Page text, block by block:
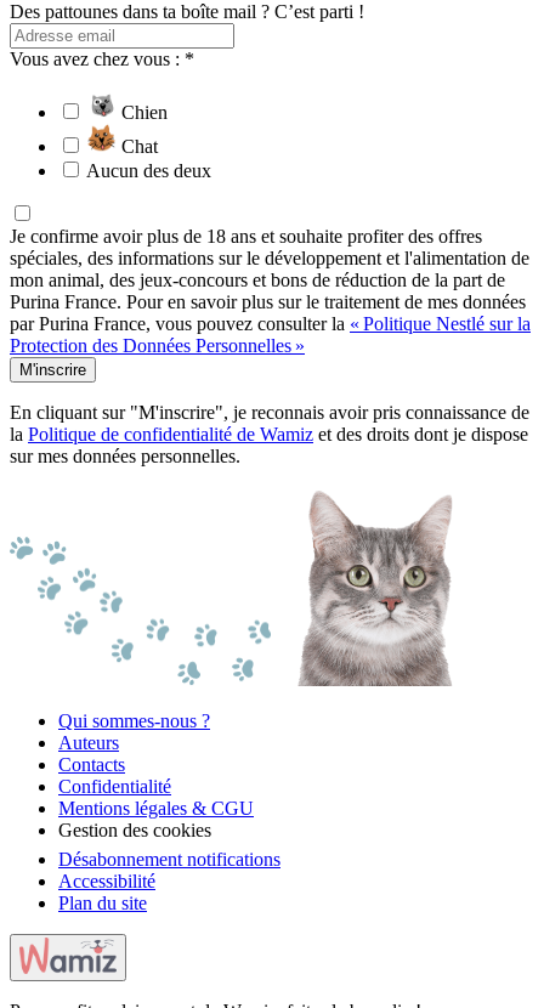
Des pattounes dans ta boîte mail ? C’est parti !
Vous avez chez vous : *
Chien
Chat
Aucun des deux
Je confirme avoir plus de 18 ans et souhaite profiter des offres
spéciales, des informations sur le développement et l'alimentation de
mon animal, des jeux-concours et bons de réduction de la part de
Purina France. Pour en savoir plus sur le traitement de mes données
par Purina France, vous pouvez consulter la « Politique Nestlé sur la
Protection des Données Personnelles »
M'inscrire
En cliquant sur "M'inscrire", je reconnais avoir pris connaissance de
la Politique de confidentialité de Wamiz et des droits dont je dispose
sur mes données personnelles.
Qui sommes-nous ?
Auteurs
Contacts
Confidentialité
Mentions légales & CGU
Gestion des cookies
Désabonnement notifications
Accessibilité
Plan du site